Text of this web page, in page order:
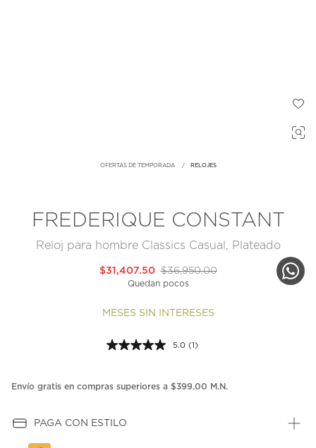
OFERTAS DE TEMPORADA RELOJES
FREDERIQUE CONSTANT
Reloj para hombre Classics Casual, Plateado
$36,950.00
$31,407.50
Quedan pocos
MESES SIN INTERESES
5.0 Lea
Enlace
(1)
Envío gratis en compras superiores a $399.00 M.N.
PAGA CON ESTILO